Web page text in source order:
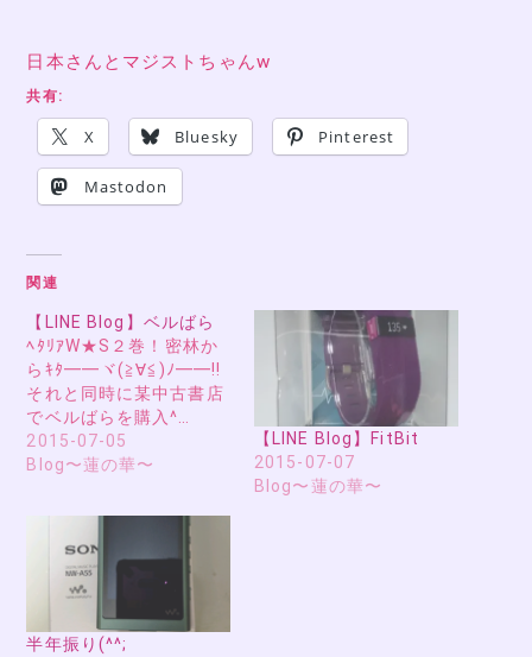
日本さんとマジストちゃんw
共有:
X Bluesky Pinterest
Mastodon
関連
【LINE Blog】ベルばら
ﾍﾀﾘｱW★S２巻！密林か
らｷﾀ━━ヾ(≧∀≦)ﾉ━━!!
それと同時に某中古書店
でベルばらを購入^…
2015-07-05
Blog〜蓮の華〜
【LINE Blog】FitBit
2015-07-07
Blog〜蓮の華〜
半年振り(^^;